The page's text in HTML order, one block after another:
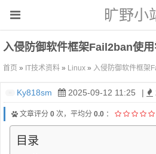
旷野小
入侵防御软件框架Fail2ban使
首页 » IT技术资料 » Linux » 入侵防御软件框架
Ky818sm 2025-09-12 11:25 |
文章评分 0 次，平均分 0.0 ：
目录